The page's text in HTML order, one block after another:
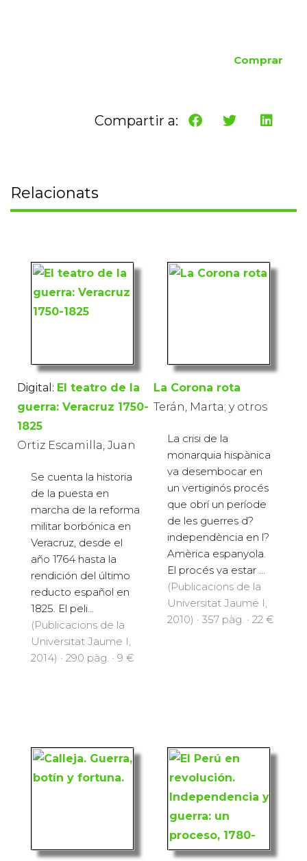
Comprar
Compartir a:
Relacionats
Digital: El teatro de la
guerra: Veracruz 1750-
1825
Ortiz Escamilla, Juan
Se cuenta la historia
de la puesta en
marcha de la reforma
militar borbónica en
Veracruz, desde el
año 1764 hasta la
rendición del último
reducto español en
1825. El peli...
(Publicacions de la
Universitat Jaume I,
2014) · 290 pàg. · 9 €
La Corona rota
Terán, Marta; y otros
La crisi de la
monarquia hispànica
va desembocar en
un vertiginós procés
que obrí un període
de les guerres d?
independència en l?
Amèrica espanyola.
El procés va estar ...
(Publicacions de la
Universitat Jaume I,
2010) · 357 pàg. · 22 €